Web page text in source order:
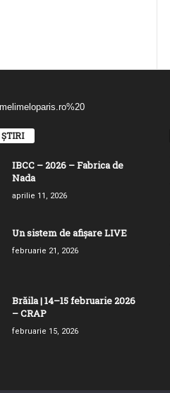
IBCC – 2026 – Fabrica de
Nada
aprilie 11, 2026
Un sistem de afișare LIVE
februarie 21, 2026
Brăila | 14–15 februarie 2026
– CRAP
februarie 15, 2026